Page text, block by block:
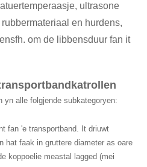
ultrasone
en hurdens,
om de libbensduur fan it
yn alle folgjende subkategoryen:
fan 'e transportband. It driuwt
hat faak in gruttere diameter as oare
koppoelie meastal lagged (mei